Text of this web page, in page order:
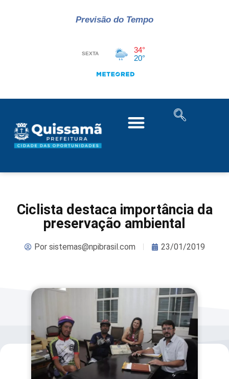
Previsão do Tempo
Ciclista destaca importância da
preservação ambiental
Porsistemas@npibrasil.com 23/01/2019